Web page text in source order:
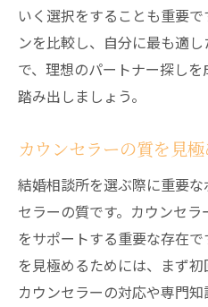
料金とサービス内
カウンセラーの質
成婚率の高い結婚
成功事例に基づく
いく選択をすることも重要
ンを比較し、自分に最も適
で、理想のパートナー探し
踏み出しましょう。
カウンセラーの質を見
結婚相談所を選ぶ際に重要
セラーの質です。カウンセ
をサポートする重要な存在
を見極めるためには、まず初
カウンセラーの対応や専門